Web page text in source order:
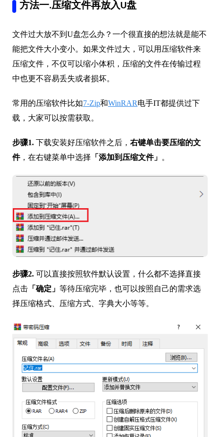
方法一.压缩文件再放入U盘
文件过大放不到U盘怎么办？一个很直接的想法就是能不
能把文件大小变小。如果文件过大，可以用压缩软件来
压缩文件，不仅可以缩小体积，压缩的文件在传输过程
中也更不容易丢失或者损坏。
常用的压缩软件比如7-Zip和WinRAR电手IT都提供过下
载，大家可以按需获取。
步骤1. 下载安装好压缩软件之后， 右键单击要压缩的文
件，在右键菜单中选择 「添加到压缩文件」 。
步骤2. 可以直接按照软件默认设置，什么都不选择直接
点击 「确定」 等待压缩完毕，也可以按照自己的需求选
择压缩格式、压缩方式、字典大小等等。